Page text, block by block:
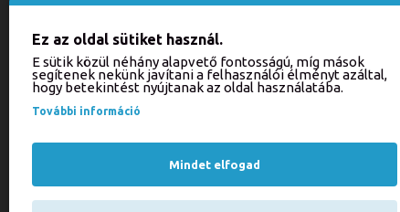
BALLA BÚTOR KFT.
3526 Miskolc, Zsolcai kapu 16.
+36 70 940-2494
PARTNER
ONLINE
Ez az oldal sütiket használ.
E sütik közül néhány alapvető fontosságú, míg mások
segítenek nekünk javítani a felhasználói élményt azáltal,
hogy betekintést nyújtanak az oldal használatába.
További információ
Mindet elfogad